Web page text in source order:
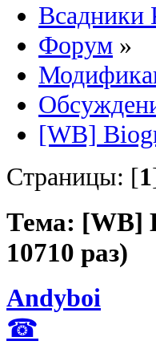
Всадники
Форум »
[WB]
Страницы: [1
Тема: [WB]
10710 раз)
Andyboi
☎